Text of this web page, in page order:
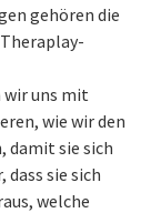
gehören die
uns mit
wie wir den
damit sie sich
sie sich
welche